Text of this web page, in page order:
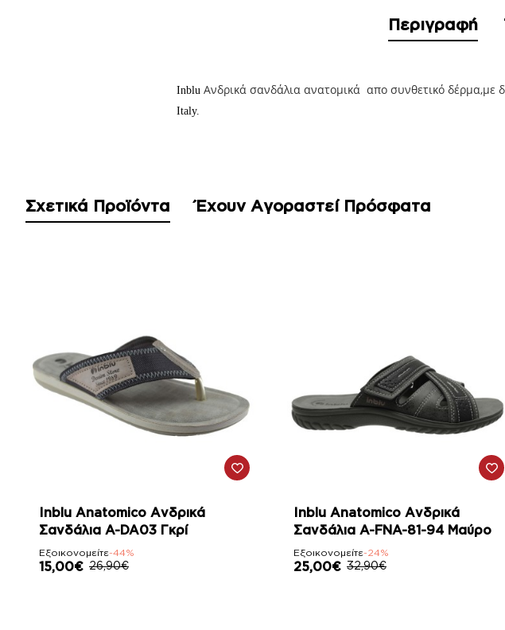
Περιγραφή
Inblu Ανδρικά σανδάλια ανατομικά απο συνθετικό δέρμα,με
Italy.
Σχετικά Προϊόντα Έχουν Αγοραστεί Πρόσφατα
-44%
Inblu Anatomico Ανδρικά
Σανδάλια A-DA03 Γκρί
Εξοικονομείτε-44%
15,00€ 26,90€
-24%
Inblu Anatomico Ανδρικά
Σανδάλια A-FNA-81-94 Μαύρο
Εξοικονομείτε-24%
25,00€ 32,90€